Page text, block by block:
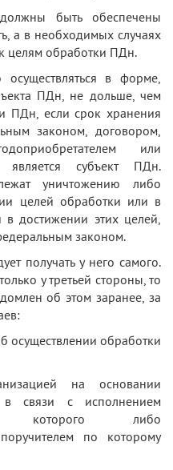
быть обеспечены
а в необходимых случаях
целям обработки ПДн.
в форме,
ПДн, не дольше, чем
ПДн, если срок хранения
законом, договором,
или
субъект ПДн.
уничтожению либо
целей обработки или в
в достижении этих целей,
законом.
получать у него самого.
у третьей стороны, то
об этом заранее, за
осуществлении обработки
на основании
связи с исполнением
которого либо
по которому